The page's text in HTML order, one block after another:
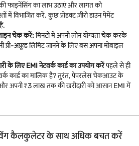
फाइनेंसिंग का लाभ उठाएं और लागत को
में विभाजित करें. कुछ प्रोडक्ट ज़ीरो डाउन पेमेंट
चेक करें:मिनटों में अपनी लोन योग्यता चेक करके
प्री-अप्रूव्ड लिमिट जानने के लिए बस अपना मोबाइल
के लिए EMI नेटवर्क कार्ड का उपयोग करेंपहले से ही
कार्ड का मालिक है? तुरंत, पेपरलेस चेकआउट के
अपनी ₹3 लाख तक की खरीदारी को आसान EMI में
कैलकुलेटर के साथ अधिक बचत करें